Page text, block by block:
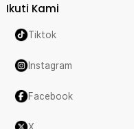
Ikuti Kami
Tiktok
Instagram
Facebook
X